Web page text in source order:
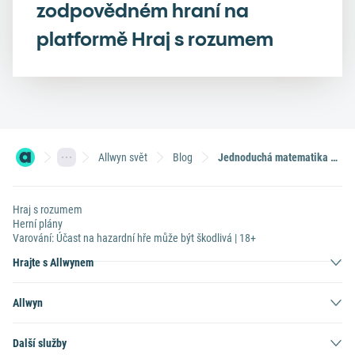
zodpovědném hraní na
platformě Hraj s rozumem
Allwyn svět Blog Jednoduchá matematika aneb jak se rozdělují výhry ve Sportce
Hraj s rozumem
Herní plány
Varování: Účast na hazardní hře může být škodlivá | 18+
Hrajte s Allwynem
Allwyn
Další služby